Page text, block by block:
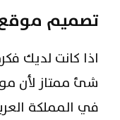
تصميم
اذا كانت لديك
شئ ممتاز لأن
في المملكة